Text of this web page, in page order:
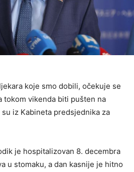
koje smo dobili, očekuje se
tokom vikenda biti pušten na
iz Kabineta predsjednika za
je hospitalizovan 8. decembra
u stomaku, a dan kasnije je hitno